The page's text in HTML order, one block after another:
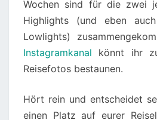
Wochen sind für die zwei
Highlights (und eben
Lowlights)
Instagramkanal könnt ihr
Reisefotos bestaunen.
Hört rein und entscheidet
einen Platz auf eurer